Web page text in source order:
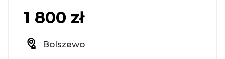
1 800 zł
Bolszewo